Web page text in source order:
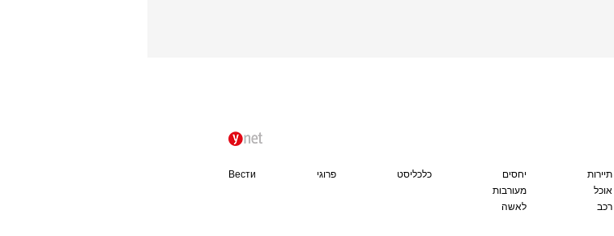
תיירות
אוכל
רכב
יחסים
מעורבות
לאשה
כלכליסט פרוגי Вести